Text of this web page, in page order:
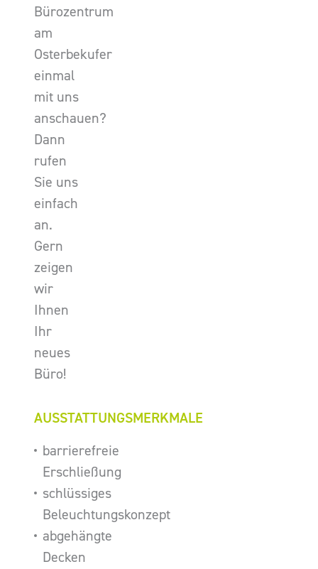
Bürozentrum
am
Osterbekufer
einmal
mit uns
anschauen?
Dann
rufen
Sie uns
einfach
an.
Gern
zeigen
wir
Ihnen
Ihr
neues
Büro!
AUSSTATTUNGSMERKMALE
barrierefreie
Erschließung
schlüssiges
Beleuchtungskonzept
abgehängte
Decken